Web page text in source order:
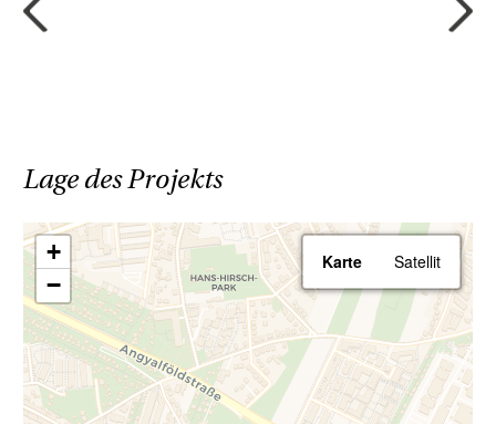
Immobilie:
werden ohne Provision (3,6% inkl. MwSt.)
angeboten!
Renderings: Symbolbilder (c) bildraum.at
Lage des Projekts
+
−
Karte Satellit